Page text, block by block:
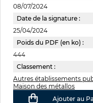
08/07/2024
Date de la signature :
25/04/2024
Poids du PDF (en ko) :
444
Classement :
Autres établissements
Maison des métallos
Ajouter au